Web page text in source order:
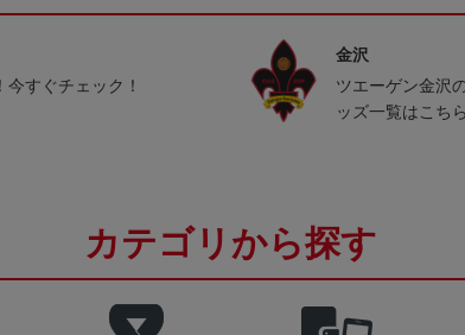
すぐチェック！
金沢
ツエーゲン金沢
ッズ一覧はこち
カテゴリから探す